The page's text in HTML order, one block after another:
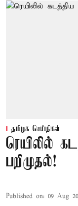
தமிழக செய்திகள்
ரெயிலில்
பறிமுதல்!
Published on: 09 Aug